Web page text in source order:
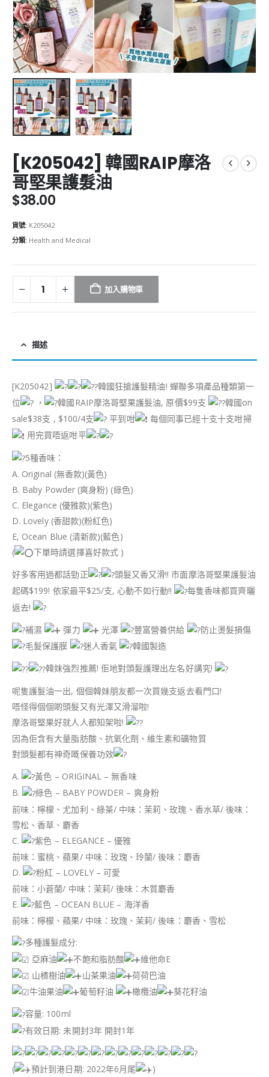
[K205042] 韓國RAIP摩洛
哥堅果護髮油
$38.00
貨號: K205042
分類: Health and Medical
加入購物車
描述
[K205042]
韓國狂搶護髮精油! 蟬聯多項產品種類第一
位
， 韓國RAIP摩洛哥堅果護髮油, 原價$99支
韓國on
sale$38支 , $100/4支
平到咁
每個同事已經十支十支咁掃
用完買唔返咁平
5種香味：
A. Original (無香款)(黃色)
B. Baby Powder (爽身粉) (綠色)
C. Elegance (優雅款)(紫色)
D. Lovely (香甜款)(粉紅色)
E, Ocean Blue (清新款)(藍色)
(
下單時請選擇喜好款式 )
好多客用過都話勁正
頭髮又香又滑!! 市面摩洛哥堅果護髮油
起碼$199! 依家最平$25/支, 心動不如行動!!
每隻香味都買齊曬
返去!
補濕
彈力 光澤 豐富營養供給
防止燙髮損傷
毛髮保護膜
迷人香氣
韓國製造
韓妹強烈推薦! 佢地對頭髮護理出左名好講究!
呢隻護髮油一出, 個個韓妹朋友都一次買幾支返去看門口!
唔怪得個個啲頭髮又有光澤又滑溜啦!
摩洛哥堅果好就人人都知架啦!
因為佢含有大量脂肪酸、抗氧化劑、維生素和礦物質
對頭髮都有神奇嘅保養功效
A.
黃色 – ORIGINAL – 無香味
B.
綠色 – BABY POWDER – 爽身粉
前味：檸檬、尤加利、綠茶/ 中味：茉莉、玫瑰、香水草/ 後味：
雪松、香草、麝香
C.
紫色 – ELEGANCE – 優雅
前味：蜜桃、蘋果/ 中味：玫瑰、玲蘭/ 後味：麝香
D.
粉紅 – LOVELY – 可愛
前味：小蒼蘭/ 中味：茉莉/ 後味：木質麝香
E.
藍色 – OCEAN BLUE – 海洋香
前味：檸檬、蘋果/ 中味：玫瑰、茉莉/ 後味：麝香、雪松
多種護髮成分:
亞麻油
不飽和脂肪酸
維他命E
山楂樹油
山茶果油
荷荷巴油
牛油果油
葡萄籽油 橄欖油
葵花籽油
容量: 100ml
有效日期: 未開封3年 開封1年
( 預計到港日期: 2022年6月尾
)